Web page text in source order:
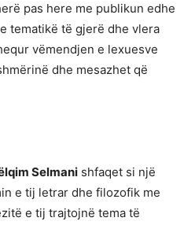
pas here me publikun edhe
tematikë të gjerë dhe vlera
vëmendjen e lexuesve
dhe mesazhet që
Selmani shfaqet si një
e tij letrar dhe filozofik me
e tij trajtojnë tema të